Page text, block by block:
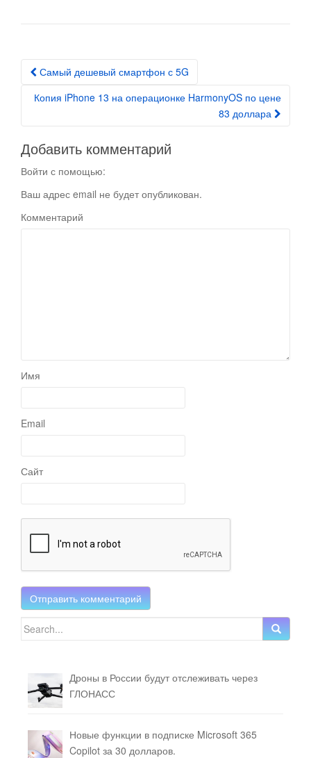
Post navigation
Самый дешевый смартфон с 5G
Копия iPhone 13 на операционке HarmonyOS по цене
83 доллара
Добавить комментарий
Войти с помощью:
Ваш адрес email не будет опубликован.
Комментарий
Имя
Email
Сайт
Search for:
Дроны в России будут отслеживать через
ГЛОНАСС
Новые функции в подписке Microsoft 365
Copilot за 30 долларов.